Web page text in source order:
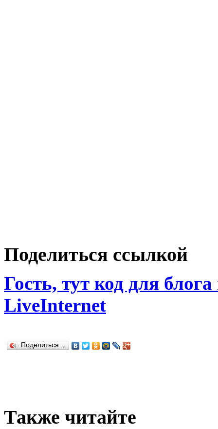
Поделиться ссылкой
Гость, тут код для
LiveInternet
Поделиться…
Также читайте